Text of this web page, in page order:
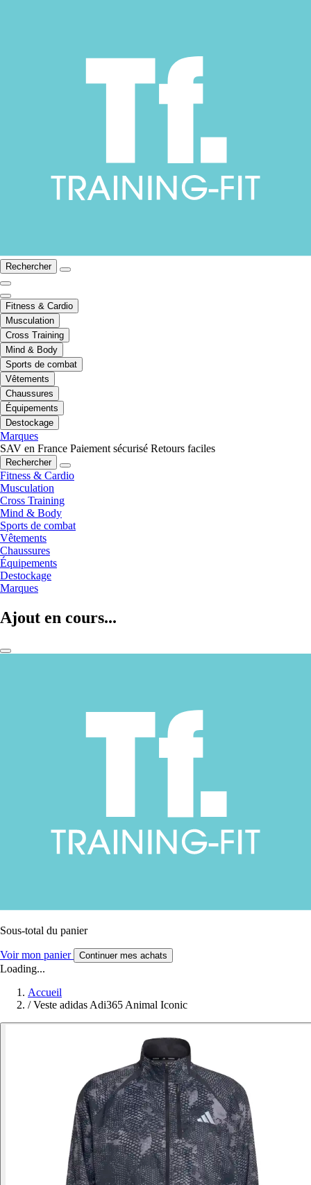
Rechercher
Fitness & Cardio
Musculation
Cross Training
Mind & Body
Sports de combat
Vêtements
Chaussures
Équipements
Destockage
Marques
SAV en France Paiement sécurisé Retours faciles
Rechercher
Fitness & Cardio
Musculation
Cross Training
Mind & Body
Sports de combat
Vêtements
Chaussures
Équipements
Destockage
Marques
Ajout en cours...
Sous-total du panier
Voir mon panier Continuer mes achats
Loading...
Accueil
/ Veste adidas Adi365 Animal Iconic